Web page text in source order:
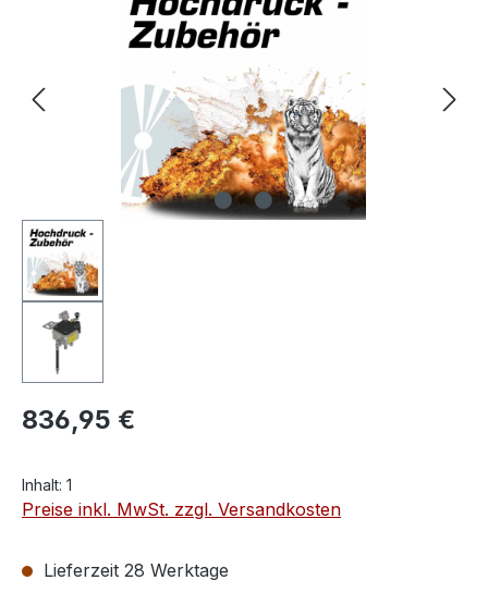
836,95 €
Inhalt: 1
Preise inkl. MwSt. zzgl. Versandkosten
Lieferzeit 28 Werktage